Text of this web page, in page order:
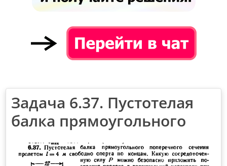
Задача 6.37. Пустотелая
балка прямоугольного